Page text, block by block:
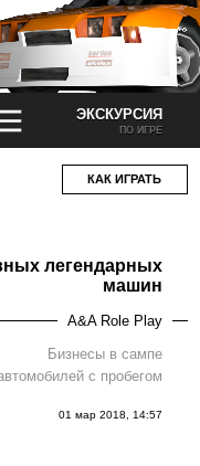
ЭКСКУРСИЯ
ПО ИГРЕ
КАК ИГРАТЬ
легендарных
машин
A&A Role Play
Бизнесы в сампе
с пробегом
01 мар 2018, 14:57